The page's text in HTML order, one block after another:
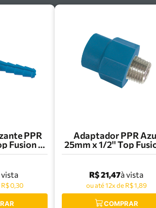
PPR
Fusion -
vista
0,30
Adaptador PPR
25mm x 1/2'' Top
AD25120A
R$ 21,47à vista
ou até 12x de R$ 1,89
COMPRAR